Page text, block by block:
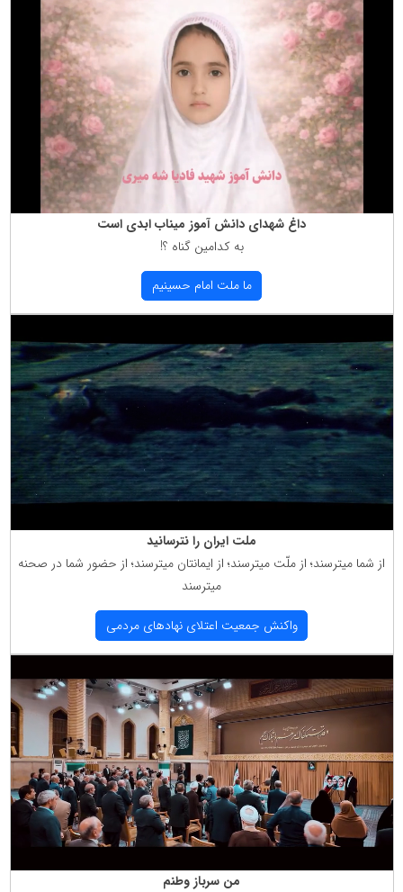
داغ شهدای دانش آموز میناب ابدی است
به كدامین گناه ؟!
ما ملت امام حسینیم
ملت ایران را نترسانید
از شما میترسند؛ از ملّت میترسند؛ از ایمانتان میترسند؛ از حضور شما در صحنه
میترسند
واكنش جمعیت اعتلای نهادهای مردمی
من سرباز وطنم